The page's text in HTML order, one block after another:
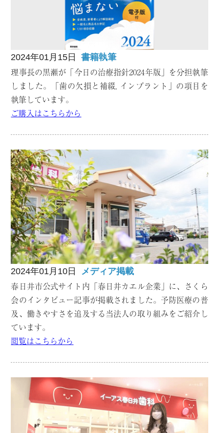
2024年01月15日 書籍執筆
理事長の黒瀬が「今日の治療指針2024年版」を分担執筆
しました。「歯の欠損と補綴, インプラント」の項目を
執筆しています。
ご購入はこちらから
2024年01月10日 メディア掲載
春日井市公式サイト内「春日井カエル企業」に、さくら
会のインタビュー記事が掲載されました。予防医療の普
及、働きやすさを追及する当法人の取り組みをご紹介し
ています。
閲覧はこちらから